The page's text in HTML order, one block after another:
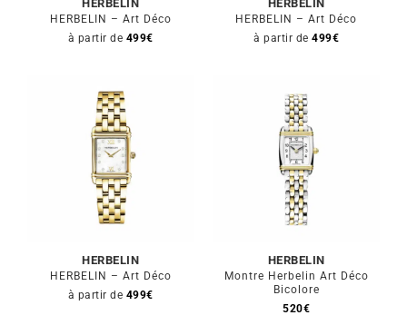
HERBELIN
HERBELIN – Art Déco
à partir de 499€
HERBELIN
HERBELIN – Art Déco
à partir de 499€
HERBELIN
HERBELIN – Art Déco
à partir de 499€
HERBELIN
Montre Herbelin Art Déco
Bicolore
520€